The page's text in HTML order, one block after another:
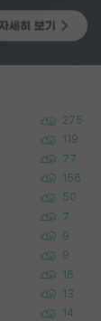
275
119
77
156
50
7
9
9
16
13
14